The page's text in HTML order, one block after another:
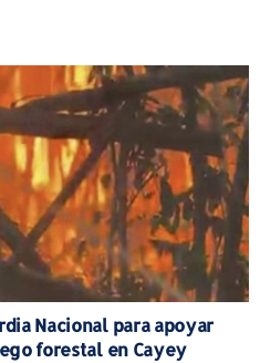
Nacional para apoyar
forestal en Cayey